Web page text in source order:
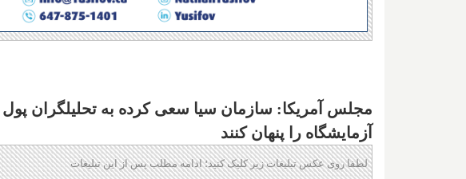
مجلس آمریکا: سازمان سیا سعی کرده به تحلیلگران پول
آزمایشگاه را پنهان کنند
لطفا روی عکس تبلیغات زیر کلیک کنید؛ ادامه مطلب پس از این تبلیغات